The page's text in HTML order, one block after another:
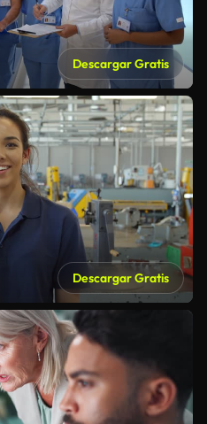
Descargar Gratis
Descargar Gratis